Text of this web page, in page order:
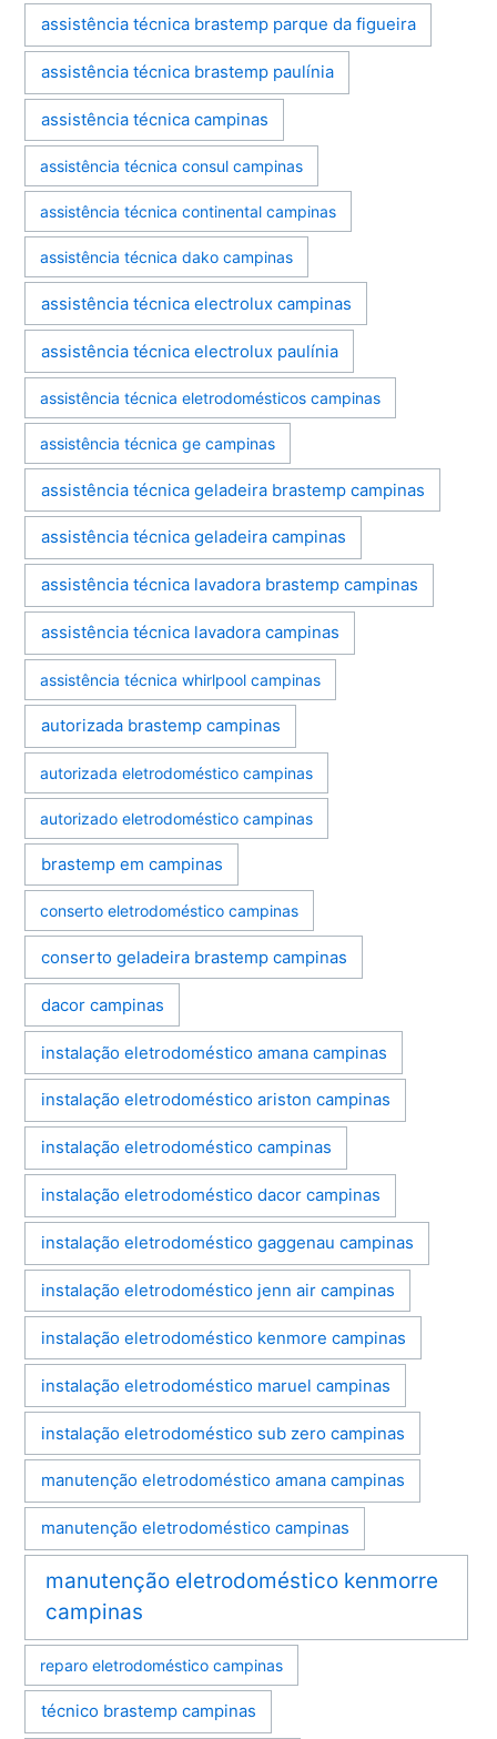
assistência técnica brastemp parque da figueira
assistência técnica brastemp paulínia
assistência técnica campinas
assistência técnica consul campinas
assistência técnica continental campinas
assistência técnica dako campinas
assistência técnica electrolux campinas
assistência técnica electrolux paulínia
assistência técnica eletrodomésticos campinas
assistência técnica ge campinas
assistência técnica geladeira brastemp campinas
assistência técnica geladeira campinas
assistência técnica lavadora brastemp campinas
assistência técnica lavadora campinas
assistência técnica whirlpool campinas
autorizada brastemp campinas
autorizada eletrodoméstico campinas
autorizado eletrodoméstico campinas
brastemp em campinas
conserto eletrodoméstico campinas
conserto geladeira brastemp campinas
dacor campinas
instalação eletrodoméstico amana campinas
instalação eletrodoméstico ariston campinas
instalação eletrodoméstico campinas
instalação eletrodoméstico dacor campinas
instalação eletrodoméstico gaggenau campinas
instalação eletrodoméstico jenn air campinas
instalação eletrodoméstico kenmore campinas
instalação eletrodoméstico maruel campinas
instalação eletrodoméstico sub zero campinas
manutenção eletrodoméstico amana campinas
manutenção eletrodoméstico campinas
manutenção eletrodoméstico kenmorre
campinas
reparo eletrodoméstico campinas
técnico brastemp campinas